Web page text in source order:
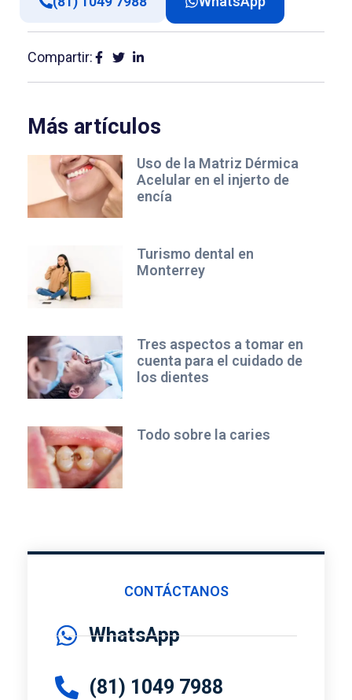
Compartir:
Más artículos
Uso de la Matriz Dérmica
Acelular en el injerto de
encía
Turismo dental en
Monterrey
Tres aspectos a tomar en
cuenta para el cuidado de
los dientes
Todo sobre la caries
CONTÁCTANOS
WhatsApp
(81) 1049 7988